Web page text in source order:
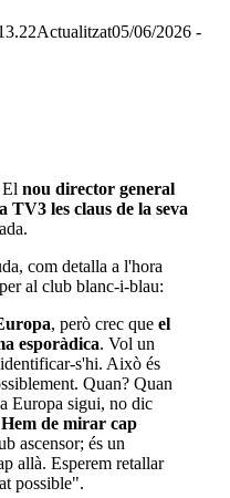
Actualitzat05/06/2026 -
nou director general
TV3 les claus de la seva
com detalla a l'hora
al club blanc-i-blau:
, però crec que el
esporàdica. Vol un
s'hi. Això és
Quan? Quan
Europa sigui, no dic
Hem de mirar cap
ascensor; és un
allà. Esperem retallar
possible".